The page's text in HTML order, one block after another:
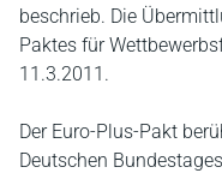
beschrieb. Die
Paktes für
11.3.2011.
Der Euro-Plus-Pakt
Deutschen